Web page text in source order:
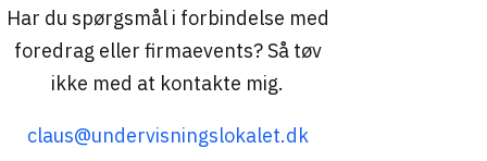
Har du spørgsmål i forbindelse med
foredrag eller firmaevents? Så tøv
ikke med at kontakte mig.
claus@undervisningslokalet.dk